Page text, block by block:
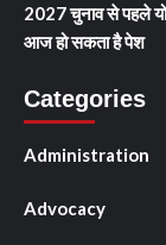
2027 चुनाव से पहले
आज हो सकता है पेश
Categories
Administration
Advocacy